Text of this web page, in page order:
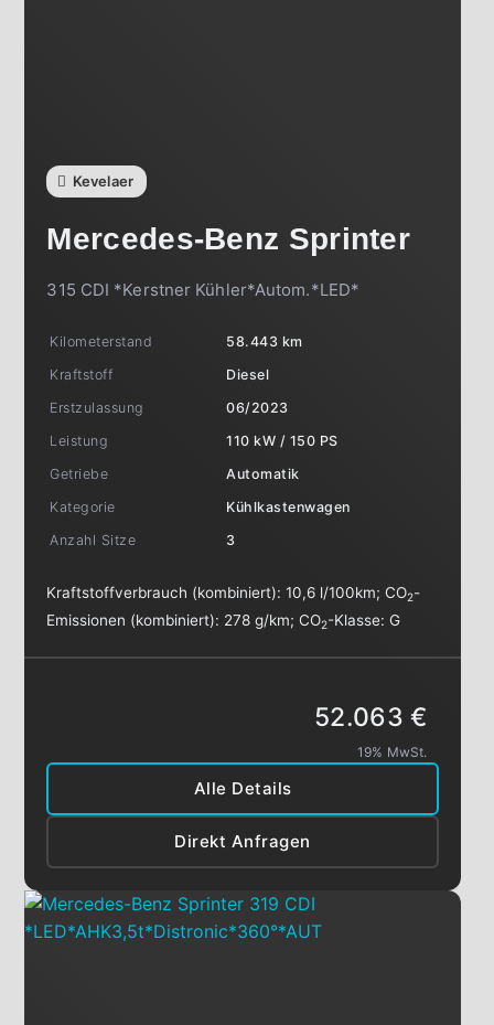
Kevelaer
Mercedes-Benz Sprinter
315 CDI *Kerstner Kühler*Autom.*LED*
Kilometerstand
58.443 km
Kraftstoff
Diesel
Erstzulassung
06/2023
Leistung
110 kW / 150 PS
Getriebe
Automatik
Kategorie
Kühlkastenwagen
Anzahl Sitze
3
Kraftstoffverbrauch (kombiniert):10,6 l/100km;CO2-
Emissionen (kombiniert): 278 g/km;CO2-Klasse:G
Alle Details
Direkt Anfragen
52.063 €
19% MwSt.